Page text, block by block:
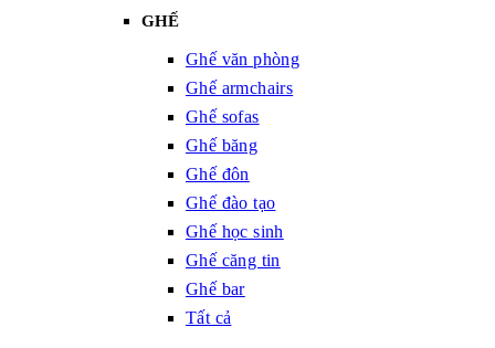
GHẾ
Ghế văn phòng
Ghế armchairs
Ghế sofas
Ghế băng
Ghế đôn
Ghế đào tạo
Ghế học sinh
Ghế căng tin
Ghế bar
Tất cả